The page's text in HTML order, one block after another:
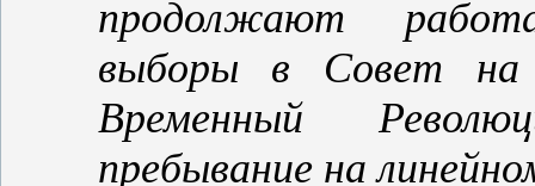
продолжают
выборы в Совет на
Временный
пребывание на